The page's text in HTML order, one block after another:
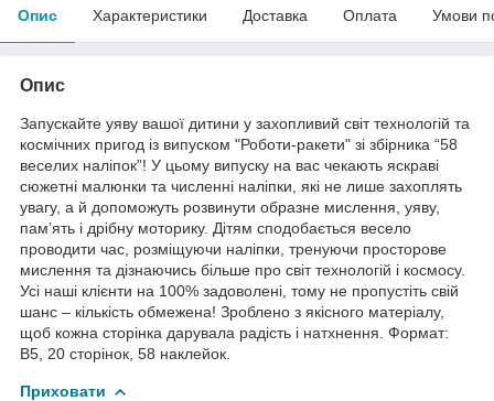
Опис Характеристики Доставка Оплата Умови
Опис
Запускайте уяву вашої дитини у захопливий світ технологій та
космічних пригод із випуском "Роботи-ракети" зі збірника “58
веселих наліпок”! У цьому випуску на вас чекають яскраві
сюжетні малюнки та численні наліпки, які не лише захоплять
увагу, а й допоможуть розвинути образне мислення, уяву,
пам’ять і дрібну моторику. Дітям сподобається весело
проводити час, розміщуючи наліпки, тренуючи просторове
мислення та дізнаючись більше про світ технологій і космосу.
Усі наші клієнти на 100% задоволені, тому не пропустіть свій
шанс – кількість обмежена! Зроблено з якісного матеріалу,
щоб кожна сторінка дарувала радість і натхнення. Формат:
В5, 20 сторінок, 58 наклейок.
Приховати